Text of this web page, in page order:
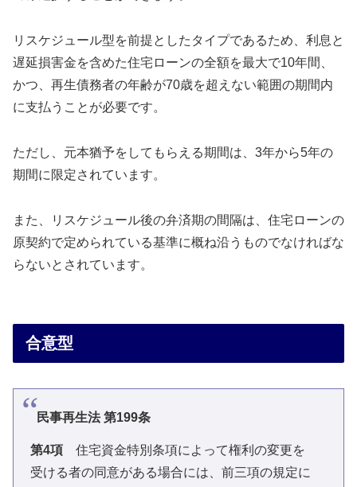
リスケジュール型を前提としたタイプであるため、利息と
遅延損害金を含めた住宅ローンの全額を最大で10年間、
かつ、再生債務者の年齢が70歳を超えない範囲の期間内
に支払うことが必要です。
ただし、元本猶予をしてもらえる期間は、3年から5年の
期間に限定されています。
また、リスケジュール後の弁済期の間隔は、住宅ローンの
原契約で定められている基準に概ね沿うものでなければな
らないとされています。
合意型
民事再生法 第199条
第4項 住宅資金特別条項によって権利の変更を
受ける者の同意がある場合には、前三項の規定に